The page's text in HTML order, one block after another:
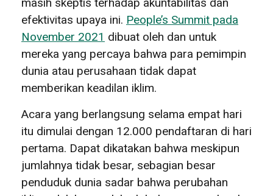
efektivitas upaya ini. People’s Summit pada
November 2021 dibuat oleh dan untuk
mereka yang percaya bahwa para pemimpin
dunia atau perusahaan tidak dapat
memberikan keadilan iklim.
Acara yang berlangsung selama empat hari
itu dimulai dengan 12.000 pendaftaran di hari
pertama. Dapat dikatakan bahwa meskipun
jumlahnya tidak besar, sebagian besar
penduduk dunia sadar bahwa perubahan